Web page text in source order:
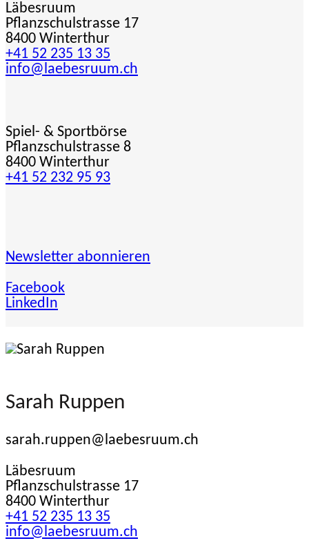
Läbesruum
Pflanzschulstrasse 17
8400 Winterthur
+41 52 235 13 35
info@laebesruum.ch
Spiel- & Sportbörse
Pflanzschulstrasse 8
8400 Winterthur
+41 52 232 95 93
Newsletter abonnieren
Facebook
LinkedIn
Sarah Ruppen
sarah.ruppen@laebesruum.ch
Läbesruum
Pflanzschulstrasse 17
8400 Winterthur
+41 52 235 13 35
info@laebesruum.ch